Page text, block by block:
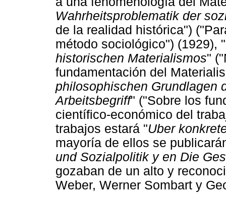
Wahrheitsproblematik der
de la realidad histórica")
método sociológico") (1929), "
historischen Materialismos"
fundamentación del
philosophischen Grundlagen
Arbeitsbegriff" ("Sobre los
científico-económico del
trabajos estará "Uber
mayoría de ellos se
und Sozialpolitik y en Die
gozaban de un alto y
Weber, Werner Sombart y